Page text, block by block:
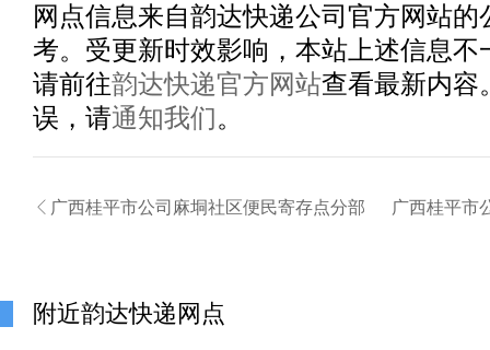
网点信息来自韵达快递公司官方网站
考。受更新时效影响，本站上述信息不
请前往韵达快递官方网站查看最新内容
误，请通知我们。
 广西桂平市公司麻垌社区便民寄存点分部 广西桂平市
附近韵达快递网点